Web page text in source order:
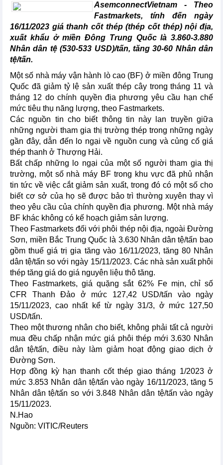
AsemconnectVietnam - Theo
Fastmarkets, tính đến ngày
16/11/2023 giá thanh cốt thép (thép cốt thép) nội địa,
xuất khẩu ở miền Đông Trung Quốc là 3.860-3.880
Nhân dân tệ (530-533 USD)/tấn, tăng 30-60 Nhân dân
tệ/tấn.
Một số nhà máy vận hành lò cao (BF) ở miền đông Trung
Quốc đã giảm tỷ lệ sản xuất thép cây trong tháng 11 và
tháng 12 do chính quyền địa phương yêu cầu hạn chế
mức tiêu thụ năng lượng, theo Fastmarkets.
Các nguồn tin cho biết thông tin này lan truyền giữa
những người tham gia thị trường thép trong những ngày
gần đây, dẫn đến lo ngại về nguồn cung và củng cố giá
thép thanh ở Thượng Hải.
Bất chấp những lo ngại của một số người tham gia thị
trường, một số nhà máy BF trong khu vực đã phủ nhận
tin tức về việc cắt giảm sản xuất, trong đó có một số cho
biết cơ sở của họ sẽ được bảo trì thường xuyên thay vì
theo yêu cầu của chính quyền địa phương. Một nhà máy
BF khác không có kế hoạch giảm sản lượng.
Theo Fastmarkets đối với phôi thép nội địa, ngoài Đường
Sơn, miền Bắc Trung Quốc là 3.630 Nhân dân tệ/tấn bao
gồm thuế giá trị gia tăng vào 16/11/2023, tăng 80 Nhân
dân tệ/tấn so với ngày 15/11/2023. Các nhà sản xuất phôi
thép tăng giá do giá nguyên liệu thô tăng.
Theo Fastmarkets, giá quặng sắt 62% Fe mịn, chỉ số
CFR Thanh Đảo ở mức 127,42 USD/tấn vào ngày
15/11/2023, cao nhất kể từ ngày 31/3, ở mức 127,50
USD/tấn.
Theo một thương nhân cho biết, không phải tất cả người
mua đều chấp nhận mức giá phôi thép mới 3.630 Nhân
dân tệ/tấn, điều này làm giảm hoạt động giao dịch ở
Đường Sơn.
Hợp đồng kỳ hạn thanh cốt thép giao tháng 1/2023 ở
mức 3.853 Nhân dân tệ/tấn vào ngày 16/11/2023, tăng 5
Nhân dân tệ/tấn so với 3.848 Nhân dân tệ/tấn vào ngày
15/11/2023.
N.Hao
Nguồn: VITIC/Reuters